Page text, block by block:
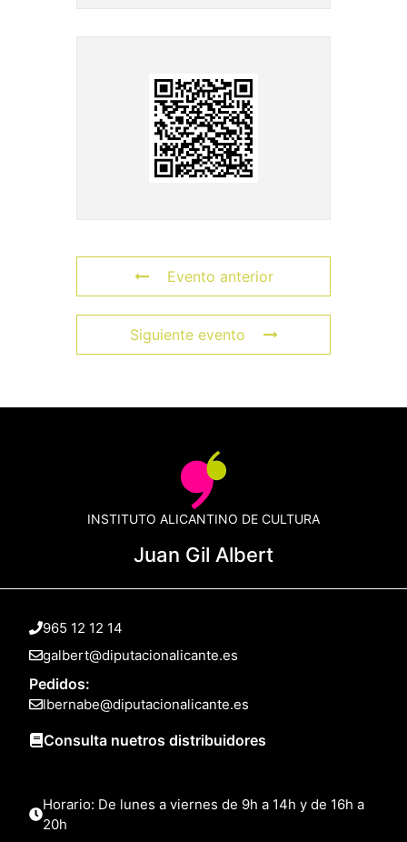
Evento anterior
Siguiente evento
INSTITUTO ALICANTINO DE CULTURA
Juan Gil Albert
965 12 12 14
galbert@diputacionalicante.es
Pedidos:
lbernabe@diputacionalicante.es
Consulta nuetros distribuidores
Horario: De lunes a viernes de 9h a 14h y de 16h a
20h